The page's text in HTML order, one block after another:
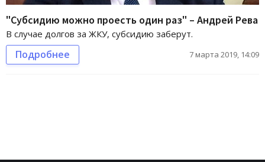
"Субсидию можно проесть один раз" – Андрей Рева
В случае долгов за ЖКУ, субсидию заберут.
Подробнее 7 марта 2019, 14:09